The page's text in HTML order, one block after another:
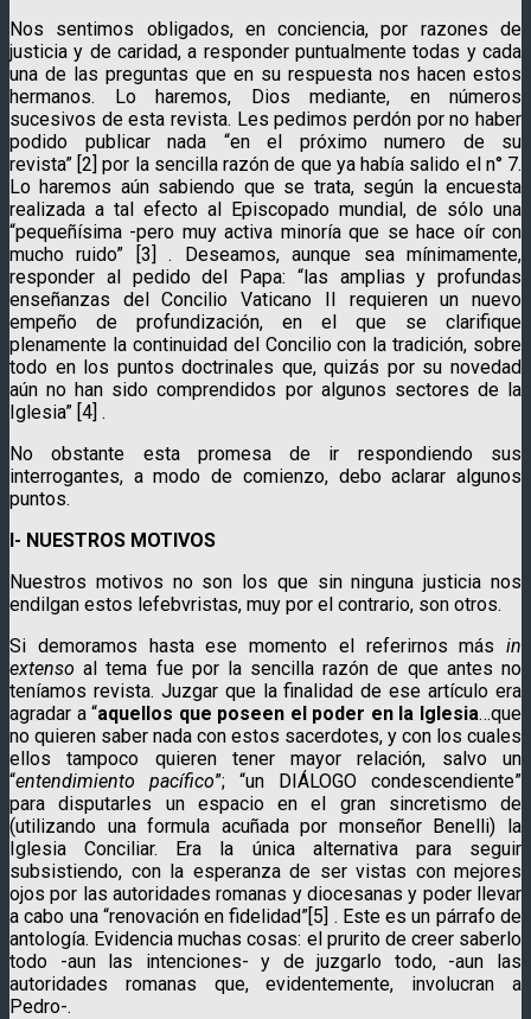
Nos sentimos obligados, en conciencia, por razones de
justicia y de caridad, a responder puntualmente todas y cada
una de las preguntas que en su respuesta nos hacen estos
hermanos. Lo haremos, Dios mediante, en números
sucesivos de esta revista. Les pedimos perdón por no haber
podido publicar nada “en el próximo numero de su
revista” [2] por la sencilla razón de que ya había salido el n° 7.
Lo haremos aún sabiendo que se trata, según la encuesta
realizada a tal efecto al Episcopado mundial, de sólo una
“pequeñísima -pero muy activa minoría que se hace oír con
mucho ruido” [3] . Deseamos, aunque sea mínimamente,
responder al pedido del Papa: “las amplias y profundas
enseñanzas del Concilio Vaticano II requieren un nuevo
empeño de profundización, en el que se clarifique
plenamente la continuidad del Concilio con la tradición, sobre
todo en los puntos doctrinales que, quizás por su novedad
aún no han sido comprendidos por algunos sectores de la
Iglesia” [4] .
No obstante esta promesa de ir respondiendo sus
interrogantes, a modo de comienzo, debo aclarar algunos
puntos.
I- NUESTROS MOTIVOS
Nuestros motivos no son los que sin ninguna justicia nos
endilgan estos lefebvristas, muy por el contrario, son otros.
Si demoramos hasta ese momento el referirnos más in
extenso al tema fue por la sencilla razón de que antes no
teníamos revista. Juzgar que la finalidad de ese artículo era
agradar a “aquellos que poseen el poder en la Iglesia…que
no quieren saber nada con estos sacerdotes, y con los cuales
ellos tampoco quieren tener mayor relación, salvo un
“entendimiento pacífico”; “un DIÁLOGO condescendiente”
para disputarles un espacio en el gran sincretismo de
(utilizando una formula acuñada por monseñor Benelli) la
Iglesia Conciliar. Era la única alternativa para seguir
subsistiendo, con la esperanza de ser vistas con mejores
ojos por las autoridades romanas y diocesanas y poder llevar
a cabo una “renovación en fidelidad”[5] . Este es un párrafo de
antología. Evidencia muchas cosas: el prurito de creer saberlo
todo -aun las intenciones- y de juzgarlo todo, -aun las
autoridades romanas que, evidentemente, involucran a
Pedro-.